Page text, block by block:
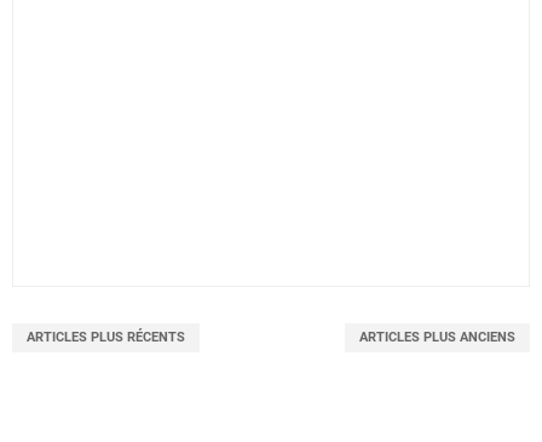
ARTICLES PLUS RÉCENTS ARTICLES PLUS ANCIENS